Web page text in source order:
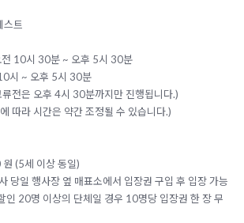
트
전 10시 30분 ~ 오후 5시 30분
~ 오후 5시 30분
오후 4시 30분까지만 진행됩니다.)
시간은 약간 조정될 수 있습니다.)
(5세 이상 동일)
행사장 옆 매표소에서 입장권 구입 후 입장 가능
의 단체일 경우 10명당 입장권 한 장 무